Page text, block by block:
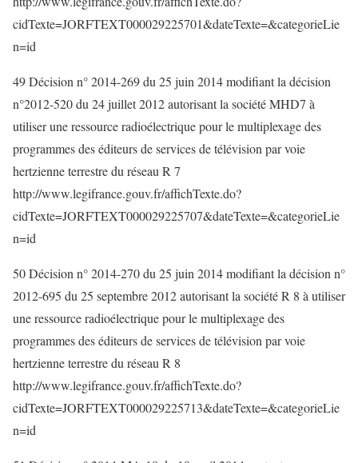
cidTexte=JORFTEXT000029225701&dateTexte=&categorieLie
n=id
49 Décision n° 2014-269 du 25 juin 2014 modifiant la décision
n°2012-520 du 24 juillet 2012 autorisant la société MHD7 à
utiliser une ressource radioélectrique pour le multiplexage des
programmes des éditeurs de services de télévision par voie
hertzienne terrestre du réseau R 7
http://www.legifrance.gouv.fr/affichTexte.do?
cidTexte=JORFTEXT000029225707&dateTexte=&categorieLie
n=id
50 Décision n° 2014-270 du 25 juin 2014 modifiant la décision n°
2012-695 du 25 septembre 2012 autorisant la société R 8 à utiliser
une ressource radioélectrique pour le multiplexage des
programmes des éditeurs de services de télévision par voie
hertzienne terrestre du réseau R 8
http://www.legifrance.gouv.fr/affichTexte.do?
cidTexte=JORFTEXT000029225713&dateTexte=&categorieLie
n=id